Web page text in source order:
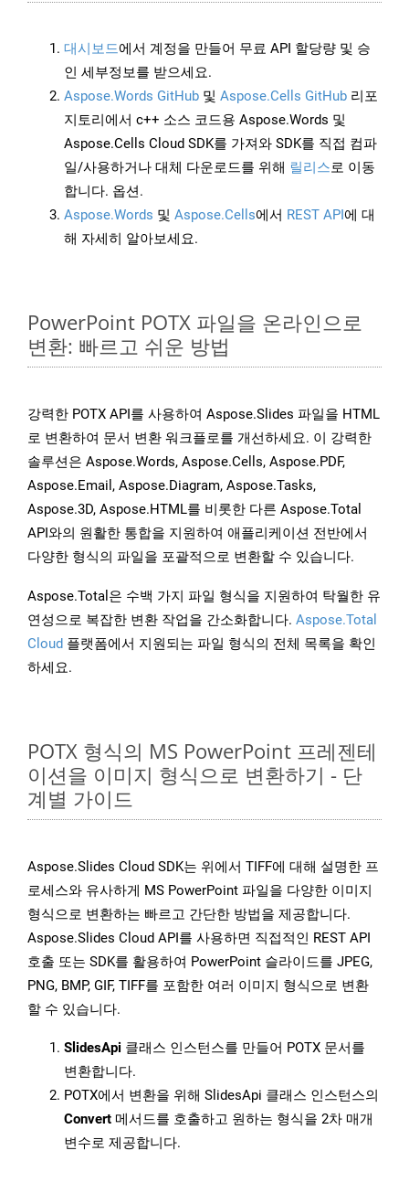
대시보드에서 계정을 만들어 무료 API 할당량 및 승
인 세부정보를 받으세요.
Aspose.Words GitHub 및 Aspose.Cells GitHub 리포
지토리에서 c++ 소스 코드용 Aspose.Words 및
Aspose.Cells Cloud SDK를 가져와 SDK를 직접 컴파
일/사용하거나 대체 다운로드를 위해 릴리스로 이동
합니다. 옵션.
Aspose.Words 및 Aspose.Cells에서 REST API에 대
해 자세히 알아보세요.
PowerPoint POTX 파일을 온라인으로
변환: 빠르고 쉬운 방법
강력한 POTX API를 사용하여 Aspose.Slides 파일을 HTML
로 변환하여 문서 변환 워크플로를 개선하세요. 이 강력한
솔루션은 Aspose.Words, Aspose.Cells, Aspose.PDF,
Aspose.Email, Aspose.Diagram, Aspose.Tasks,
Aspose.3D, Aspose.HTML를 비롯한 다른 Aspose.Total
API와의 원활한 통합을 지원하여 애플리케이션 전반에서
다양한 형식의 파일을 포괄적으로 변환할 수 있습니다.
Aspose.Total은 수백 가지 파일 형식을 지원하여 탁월한 유
연성으로 복잡한 변환 작업을 간소화합니다. Aspose.Total
Cloud 플랫폼에서 지원되는 파일 형식의 전체 목록을 확인
하세요.
POTX 형식의 MS PowerPoint 프레젠테
이션을 이미지 형식으로 변환하기 - 단
계별 가이드
Aspose.Slides Cloud SDK는 위에서 TIFF에 대해 설명한 프
로세스와 유사하게 MS PowerPoint 파일을 다양한 이미지
형식으로 변환하는 빠르고 간단한 방법을 제공합니다.
Aspose.Slides Cloud API를 사용하면 직접적인 REST API
호출 또는 SDK를 활용하여 PowerPoint 슬라이드를 JPEG,
PNG, BMP, GIF, TIFF를 포함한 여러 이미지 형식으로 변환
할 수 있습니다.
SlidesApi 클래스 인스턴스를 만들어 POTX 문서를
변환합니다.
POTX에서 변환을 위해 SlidesApi 클래스 인스턴스의
Convert 메서드를 호출하고 원하는 형식을 2차 매개
변수로 제공합니다.